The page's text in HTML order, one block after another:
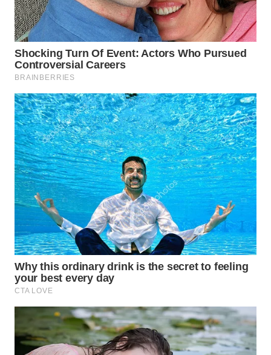
SUKABUMI
WN
PURWAKARTA
PRIANGAN
TIMUR
WN
SEMARANG
WN
SOLO
WN
BOROBUDUR
WN
MADURA
WN
SURABAYA